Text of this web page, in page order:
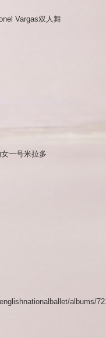
Vargas双人舞
一号米拉多
albums/